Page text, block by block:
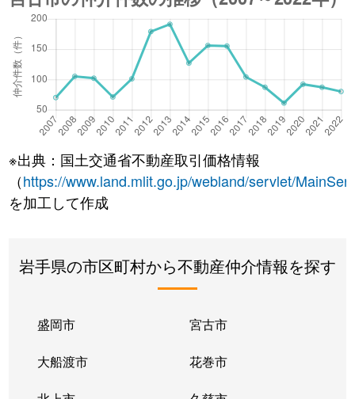
※出典：国土交通省不動産取引価格情報
（https://www.land.mlit.go.jp/webland/servlet/
を加工して作成
岩手県の市区町村から不動産仲介情報を探す
盛岡市 宮古市
大船渡市 花巻市